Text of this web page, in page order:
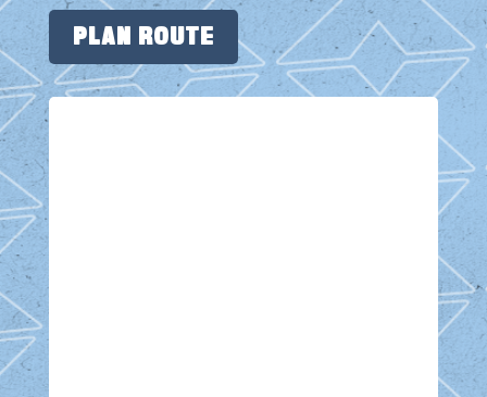
PLAN ROUTE